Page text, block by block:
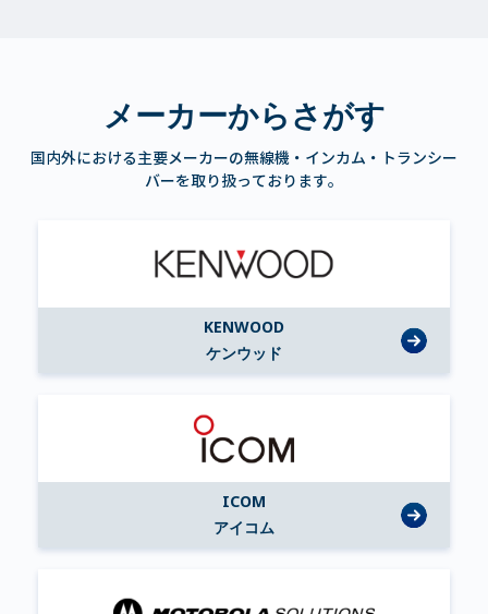
メーカーからさがす
国内外における主要メーカーの無線機・インカム・トランシー
バーを取り扱っております。
KENWOOD
ケンウッド
ICOM
アイコム